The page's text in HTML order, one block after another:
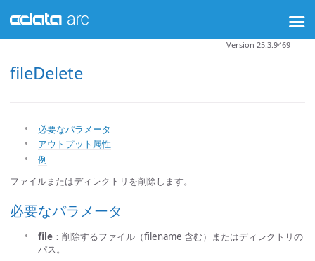
fileDelete
Version 25.3.9469
必要なパラメータ
アウトプット属性
例
ファイルまたはディレクトリを削除します。
必要なパラメータ
file ：削除するファイル（filename 含む）またはディレクトリの
パス。